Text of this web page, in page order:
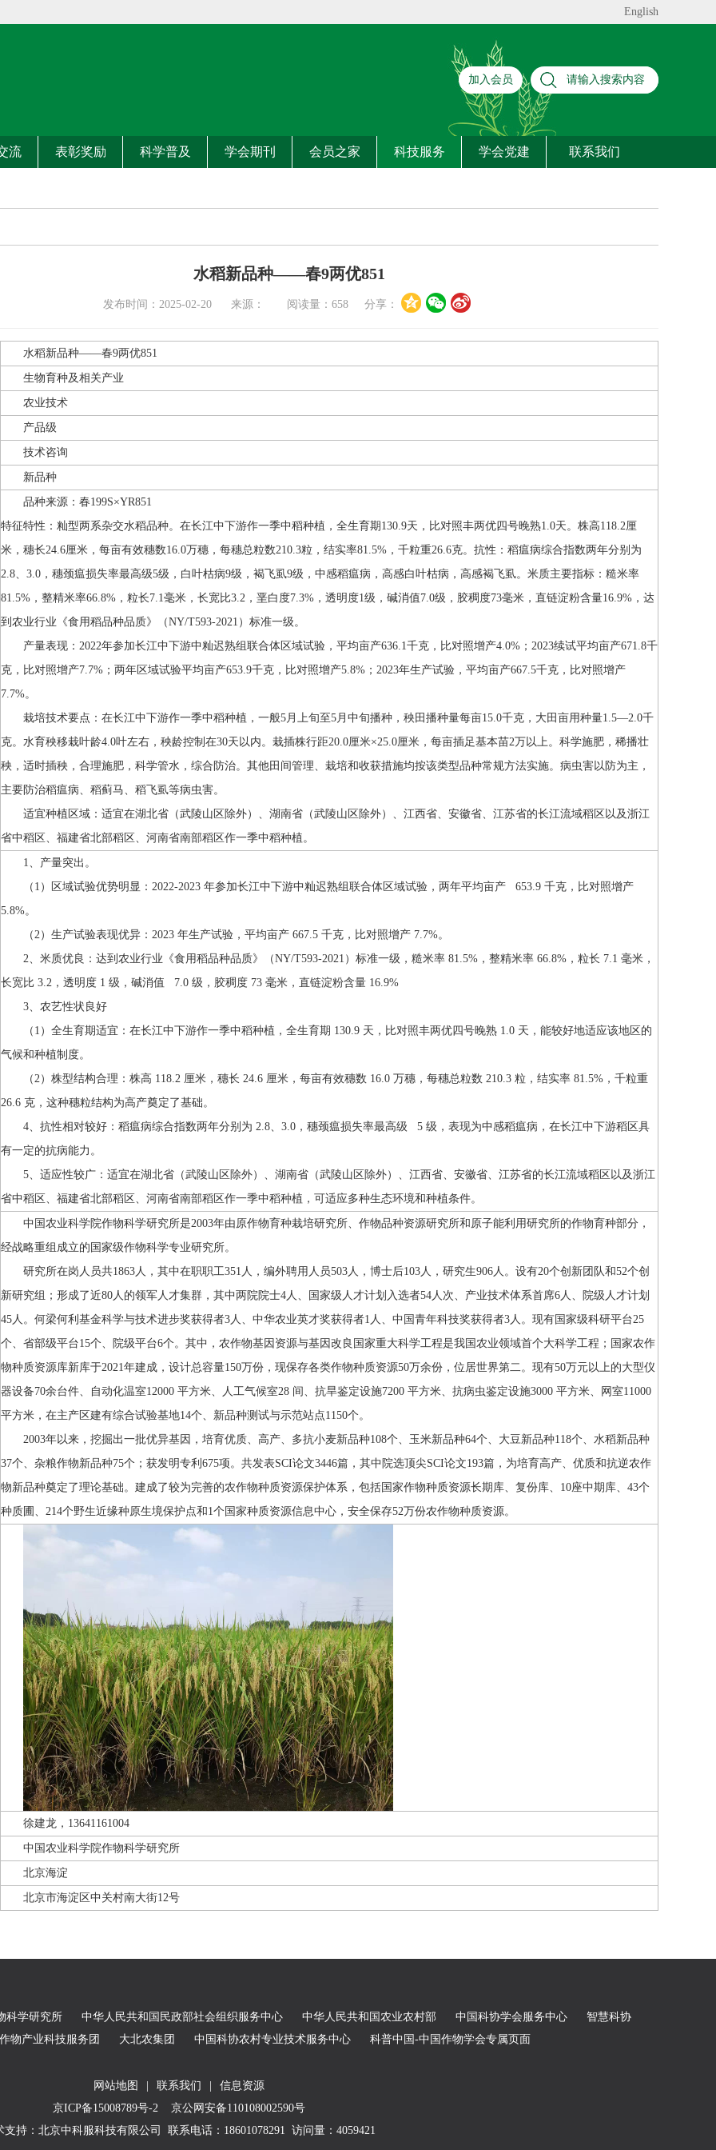
English
加入会员
流 表彰奖励 科学普及 学会期刊 会员之家 科技服务 学会党建 联系我们
水稻新品种——春9两优851
发布时间：2025-02-20 来源： 阅读量： 658分享：
水稻新品种——春9两优851
生物育种及相关产业
农业技术
产品级
技术咨询
新品种
品种来源：春199S×YR851
特征特性：籼型两系杂交水稻品种。在长江中下游作一季中稻种植，全生育期130.9天，比对照丰两优四号晚熟1.0天。株高118.2厘
米，穗长24.6厘米，每亩有效穗数16.0万穗，每穗总粒数210.3粒，结实率81.5%，千粒重26.6克。抗性：稻瘟病综合指数两年分别为
2.8、3.0，穗颈瘟损失率最高级5级，白叶枯病9级，褐飞虱9级，中感稻瘟病，高感白叶枯病，高感褐飞虱。米质主要指标：糙米率
81.5%，整精米率66.8%，粒长7.1毫米，长宽比3.2，垩白度7.3%，透明度1级，碱消值7.0级，胶稠度73毫米，直链淀粉含量16.9%，达
到农业行业《食用稻品种品质》（NY/T593-2021）标准一级。
产量表现：2022年参加长江中下游中籼迟熟组联合体区域试验，平均亩产636.1千克，比对照增产4.0%；2023续试平均亩产671.8千
克，比对照增产7.7%；两年区域试验平均亩产653.9千克，比对照增产5.8%；2023年生产试验，平均亩产667.5千克，比对照增产
7.7%。
栽培技术要点：在长江中下游作一季中稻种植，一般5月上旬至5月中旬播种，秧田播种量每亩15.0千克，大田亩用种量1.5—2.0千
克。水育秧移栽叶龄4.0叶左右，秧龄控制在30天以内。栽插株行距20.0厘米×25.0厘米，每亩插足基本苗2万以上。科学施肥，稀播壮
秧，适时插秧，合理施肥，科学管水，综合防治。其他田间管理、栽培和收获措施均按该类型品种常规方法实施。病虫害以防为主，
主要防治稻瘟病、稻蓟马、稻飞虱等病虫害。
适宜种植区域：适宜在湖北省（武陵山区除外）、湖南省（武陵山区除外）、江西省、安徽省、江苏省的长江流域稻区以及浙江
省中稻区、福建省北部稻区、河南省南部稻区作一季中稻种植。
1、产量突出。
（1）区域试验优势明显：2022-2023 年参加长江中下游中籼迟熟组联合体区域试验，两年平均亩产 653.9 千克，比对照增产
5.8%。
（2）生产试验表现优异：2023 年生产试验，平均亩产 667.5 千克，比对照增产 7.7%。
2、米质优良：达到农业行业《食用稻品种品质》（NY/T593-2021）标准一级，糙米率 81.5%，整精米率 66.8%，粒长 7.1 毫米，
长宽比 3.2，透明度 1 级，碱消值 7.0 级，胶稠度 73 毫米，直链淀粉含量 16.9%
3、农艺性状良好
（1）全生育期适宜：在长江中下游作一季中稻种植，全生育期 130.9 天，比对照丰两优四号晚熟 1.0 天，能较好地适应该地区的
气候和种植制度。
（2）株型结构合理：株高 118.2 厘米，穗长 24.6 厘米，每亩有效穗数 16.0 万穗，每穗总粒数 210.3 粒，结实率 81.5%，千粒重
26.6 克，这种穗粒结构为高产奠定了基础。
4、抗性相对较好：稻瘟病综合指数两年分别为 2.8、3.0，穗颈瘟损失率最高级 5 级，表现为中感稻瘟病，在长江中下游稻区具
有一定的抗病能力。
5、适应性较广：适宜在湖北省（武陵山区除外）、湖南省（武陵山区除外）、江西省、安徽省、江苏省的长江流域稻区以及浙江
省中稻区、福建省北部稻区、河南省南部稻区作一季中稻种植，可适应多种生态环境和种植条件。
中国农业科学院作物科学研究所是2003年由原作物育种栽培研究所、作物品种资源研究所和原子能利用研究所的作物育种部分，
经战略重组成立的国家级作物科学专业研究所。
研究所在岗人员共1863人，其中在职职工351人，编外聘用人员503人，博士后103人，研究生906人。设有20个创新团队和52个创
新研究组；形成了近80人的领军人才集群，其中两院院士4人、国家级人才计划入选者54人次、产业技术体系首席6人、院级人才计划
45人。何梁何利基金科学与技术进步奖获得者3人、中华农业英才奖获得者1人、中国青年科技奖获得者3人。现有国家级科研平台25
个、省部级平台15个、院级平台6个。其中，农作物基因资源与基因改良国家重大科学工程是我国农业领域首个大科学工程；国家农作
物种质资源库新库于2021年建成，设计总容量150万份，现保存各类作物种质资源50万余份，位居世界第二。现有50万元以上的大型仪
器设备70余台件、自动化温室12000 平方米、人工气候室28 间、抗旱鉴定设施7200 平方米、抗病虫鉴定设施3000 平方米、网室11000
平方米，在主产区建有综合试验基地14个、新品种测试与示范站点1150个。
2003年以来，挖掘出一批优异基因，培育优质、高产、多抗小麦新品种108个、玉米新品种64个、大豆新品种118个、水稻新品种
37个、杂粮作物新品种75个；获发明专利675项。共发表SCI论文3446篇，其中院选顶尖SCI论文193篇，为培育高产、优质和抗逆农作
物新品种奠定了理论基础。建成了较为完善的农作物种质资源保护体系，包括国家作物种质资源长期库、复份库、10座中期库、43个
种质圃、214个野生近缘种原生境保护点和1个国家种质资源信息中心，安全保存52万份农作物种质资源。
徐建龙，13641161004
中国农业科学院作物科学研究所
北京海淀
北京市海淀区中关村南大街12号
科学研究所 中华人民共和国民政部社会组织服务中心 中华人民共和国农业农村部 中国科协学会服务中心
智慧科协
物产业科技服务团 大北农集团 中国科协农村专业技术服务中心 科普中国-中国作物学会专属页面
网站地图 联系我们
信息资源
京ICP备15008789号-2
京公网安备110108002590号
支持：北京中科服科技有限公司
联系电话：18601078291 访问量： 4059421